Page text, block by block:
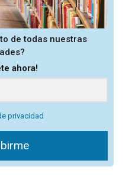
de todas nuestras
ahora!
privacidad